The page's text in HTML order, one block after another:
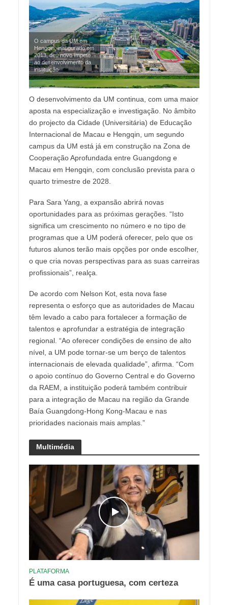
O campus da UM em
Hengqin, inaugurado em
2013, deu novo ímpeto
ao desenvolvimento da
instituição
O desenvolvimento da UM continua, com uma maior
aposta na especialização e investigação. No âmbito
do projecto da Cidade (Universitária) de Educação
Internacional de Macau e Hengqin, um segundo
campus da UM está já em construção na Zona de
Cooperação Aprofundada entre Guangdong e
Macau em Hengqin, com conclusão prevista para o
quarto trimestre de 2028.
Para Sara Yang, a expansão abrirá novas
oportunidades para as próximas gerações. “Isto
significa um crescimento no número e no tipo de
programas que a UM poderá oferecer, pelo que os
futuros alunos terão mais opções por onde escolher,
o que cria novas perspectivas para as suas carreiras
profissionais”, realça.
De acordo com Nelson Kot, esta nova fase
representa o esforço que as autoridades de Macau
têm levado a cabo para fortalecer a formação de
talentos e aprofundar a estratégia de integração
regional. “Ao oferecer condições de ensino de alto
nível, a UM pode tornar-se um berço de talentos
internacionais de elevada qualidade”, afirma. “Com
o apoio contínuo do Governo Central e do Governo
da RAEM, a instituição poderá também contribuir
para a integração de Macau na região da Grande
Baía Guangdong-Hong Kong-Macau e nas
prioridades nacionais mais amplas.”
Multimédia
PLATAFORMA
É uma casa portuguesa, com certeza